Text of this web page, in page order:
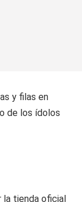
y filas en
de los ídolos
la tienda oficial